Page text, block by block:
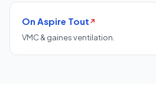
On Aspire Tout ↗
VMC & gaines ventilation.